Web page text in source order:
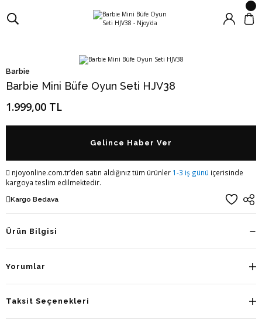
Barbie
Barbie Mini Büfe Oyun Seti HJV38
1.999,00 TL
Gelince Haber Ver
njoyonline.com.tr’den satın aldığınız tüm ürünler 1-3 iş günü içerisinde
kargoya teslim edilmektedir.
Kargo Bedava
Ürün Bilgisi
Yorumlar
Taksit Seçenekleri